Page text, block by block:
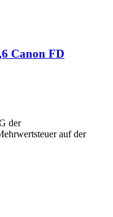
Canon FD
der
auf der